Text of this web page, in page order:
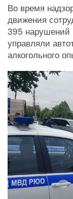
Во время
движения
395
управляли
алкогольного